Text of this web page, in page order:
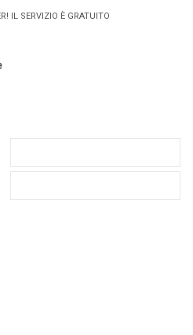
IL SERVIZIO È GRATUITO